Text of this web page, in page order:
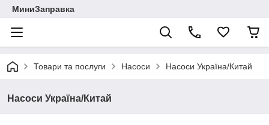
МиниЗаправка
Товари та послуги Насоси Насоси Україна/Китай
Насоси Україна/Китай